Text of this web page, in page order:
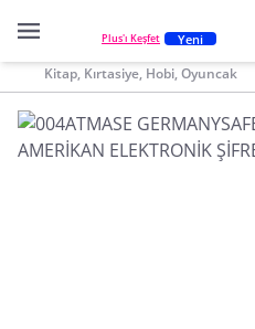
Plus'ı Keşfet Yeni
Kitap, Kırtasiye, Hobi, Oyuncak